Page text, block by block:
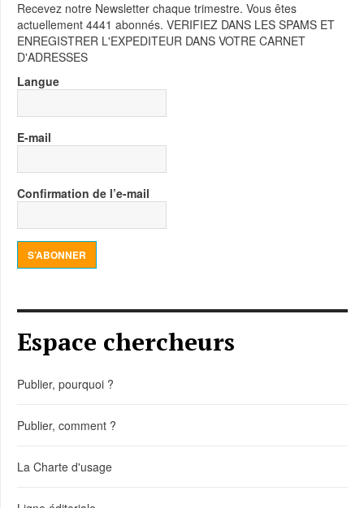
Recevez notre Newsletter chaque trimestre. Vous êtes
actuellement 4441 abonnés. VERIFIEZ DANS LES SPAMS ET
ENREGISTRER L'EXPEDITEUR DANS VOTRE CARNET
D'ADRESSES
Langue
E-mail
Confirmation de l’e-mail
S’ABONNER
Espace chercheurs
Publier, pourquoi ?
Publier, comment ?
La Charte d'usage